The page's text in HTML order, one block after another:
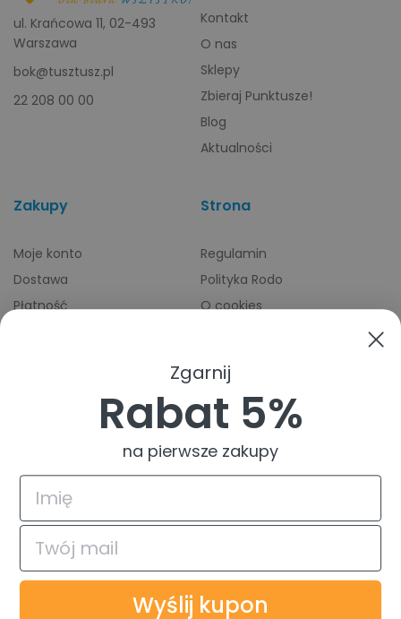
ul. Krańcowa 11, 02-493
Warszawa
bok@tusztusz.pl
22 208 00 00
Kontakt
O nas
Sklepy
Zbieraj Punktusze!
Blog
Aktualności
Zakupy
Moje konto
Dostawa
Płatność
Strona
Regulamin
Polityka Rodo
O cookies
4.9
Na podstawie
© 2026 TuszTusz.pl - Warszawa
Bezpieczeństwo danych dzięki
Zgarnij
Rabat 5%
na pierwsze zakupy
Wyślij kupon